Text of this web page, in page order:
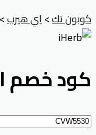
كوبون تك>اي هيرب>
كود خصم اي هيرب